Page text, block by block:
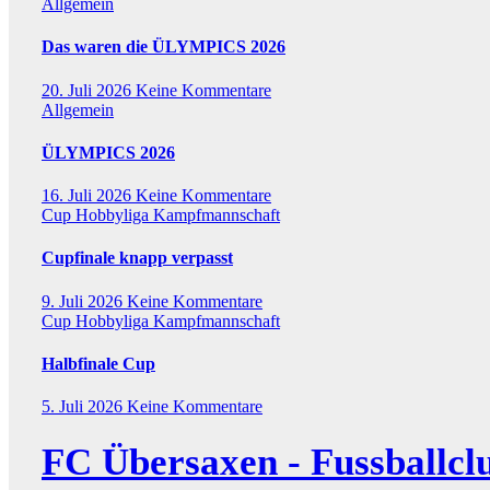
Allgemein
Das waren die ÜLYMPICS 2026
20. Juli 2026 Keine Kommentare
Allgemein
ÜLYMPICS 2026
16. Juli 2026 Keine Kommentare
Cup Hobbyliga Kampfmannschaft
Cupfinale knapp verpasst
9. Juli 2026 Keine Kommentare
Cup Hobbyliga Kampfmannschaft
Halbfinale Cup
5. Juli 2026 Keine Kommentare
FC Übersaxen -